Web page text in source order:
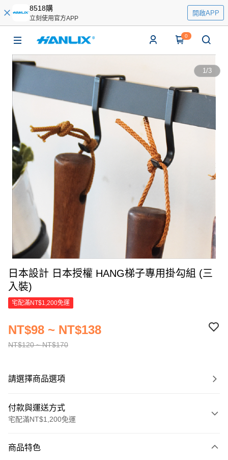
8518購
立刻使用官方APP
開啟APP
0
1/3
日本設計 日本授權 HANG梯子專用掛勾組 (三
入裝)
宅配滿NT$1,200免運
NT$120 ~ NT$170
NT$98 ~ NT$138
請選擇商品選項
付款與運送方式
宅配滿NT$1,200免運
信用卡一次付款
商品特色